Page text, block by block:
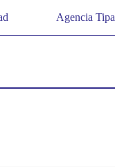
Agencia Tipa